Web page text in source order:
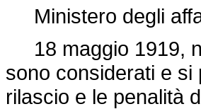
Ministero degli
18 maggio 1919,
sono considerati e
rilascio e le penalità